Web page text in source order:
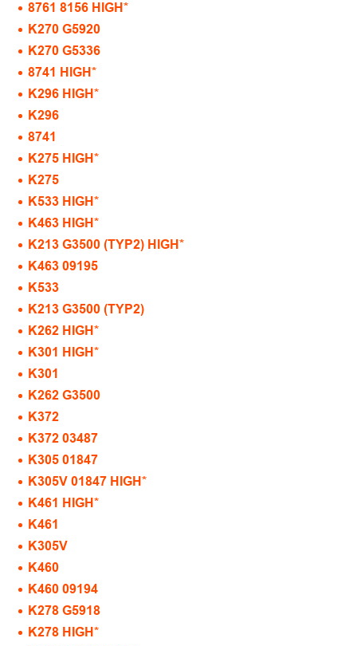
8761 8156 HIGH*
K270 G5920
K270 G5336
8741 HIGH*
K296 HIGH*
K296
8741
K275 HIGH*
K275
K533 HIGH*
K463 HIGH*
K213 G3500 (TYP2) HIGH*
K463 09195
K533
K213 G3500 (TYP2)
K262 HIGH*
K301 HIGH*
K301
K262 G3500
K372
K372 03487
K305 01847
K305V 01847 HIGH*
K461 HIGH*
K461
K305V
K460
K460 09194
K278 G5918
K278 HIGH*